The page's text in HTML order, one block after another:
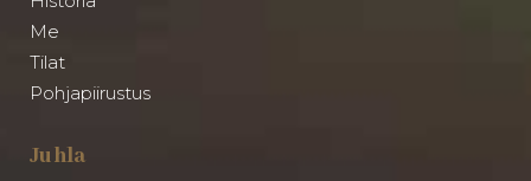
Me
Tilat
Pohjapiirustus
Juhla